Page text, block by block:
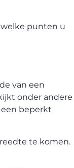
punten u
van een
onder andere
een beperkt
te komen.